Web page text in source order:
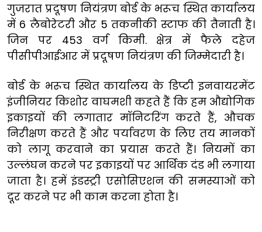
गुजरात प्रदूषण नियंत्रण बोर्ड के भरूच स्थित कार्यालय
में 6 लैबोरेटरी और 5 तकनीकी स्टाफ की तैनाती है।
जिन पर 453 वर्ग किमी. क्षेत्र में फैले दहेज
पीसीपीआईआर में प्रदूषण नियंत्रण की जिम्मेदारी है।
बोर्ड के भरूच स्थित कार्यालय के डिप्टी इनवायरमेंट
इंजीनियर किशोर वाघमशी कहते हैं कि हम औद्योगिक
इकाइयों की लगातार मॉनिटरिंग करते हैं, औचक
निरीक्षण करते हैं और पर्यावरण के लिए तय मानकों
को लागू करवाने का प्रयास करते हैं। नियमों का
उल्लंघन करने पर इकाइयों पर आर्थिक दंड भी लगाया
जाता है। हमें इंडस्ट्री एसोसिएशन की समस्याओं को
दूर करने पर भी काम करना होता है।